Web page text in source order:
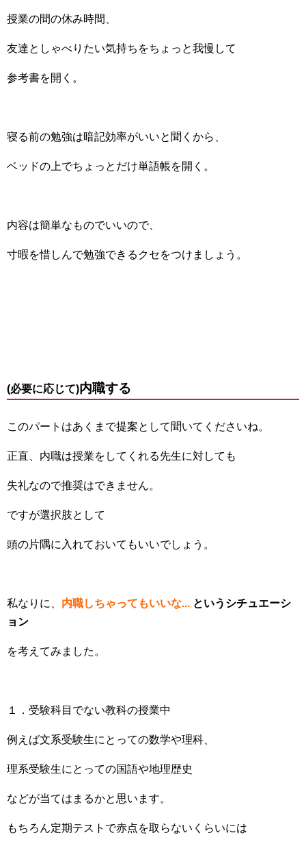
授業の間の休み時間、
友達としゃべりたい気持ちをちょっと我慢して
参考書を開く。
寝る前の勉強は暗記効率がいいと聞くから、
ベッドの上でちょっとだけ単語帳を開く。
内容は簡単なものでいいので、
寸暇を惜しんで勉強できるクセをつけましょう。
(必要に応じて)内職する
このパートはあくまで提案として聞いてくださいね。
正直、内職は授業をしてくれる先生に対しても
失礼なので推奨はできません。
ですが選択肢として
頭の片隅に入れておいてもいいでしょう。
私なりに、 内職しちゃってもいいな... というシチュエーシ
ョン
を考えてみました。
１．受験科目でない教科の授業中
例えば文系受験生にとっての数学や理科、
理系受験生にとっての国語や地理歴史
などが当てはまるかと思います。
もちろん定期テストで赤点を取らないくらいには